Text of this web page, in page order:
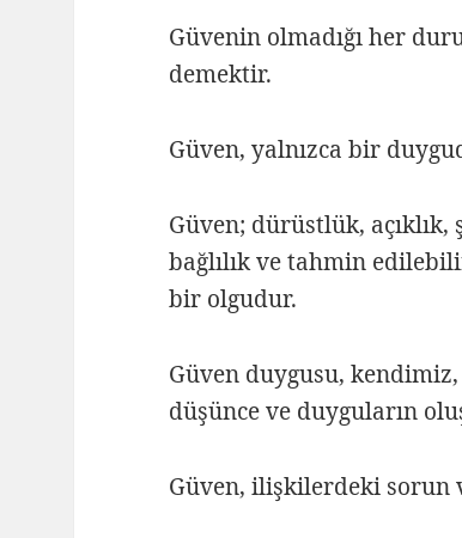
Güvenin olmadığı her
demektir.
Güven, yalnızca bir
Güven; dürüstlük, açıklık,
bağlılık ve tahmin
bir olgudur.
Güven duygusu,
düşünce ve duyguların
Güven, ilişkilerdeki sorun